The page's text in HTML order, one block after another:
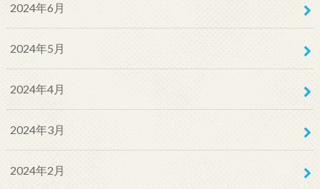
2024年6月
2024年5月
2024年4月
2024年3月
2024年2月